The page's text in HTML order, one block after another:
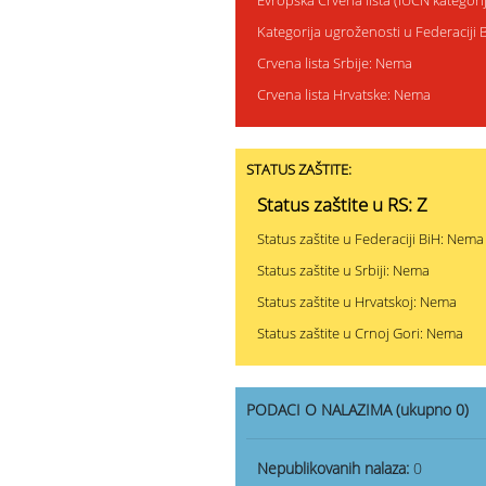
Kategorija ugroženosti u Federaciji
Crvena lista Srbije: Nema
Crvena lista Hrvatske: Nema
STATUS ZAŠTITE:
Status zaštite u RS: Z
Status zaštite u Federaciji BiH: Nema
Status zaštite u Srbiji: Nema
Status zaštite u Hrvatskoj: Nema
Status zaštite u Crnoj Gori: Nema
PODACI O NALAZIMA (ukupno 0)
Nepublikovanih nalaza: 0